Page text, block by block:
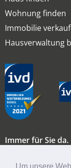
Wohnung finden
Immobilie
Hausverwaltung
Immer für Sie da.
65462 Ginsheim